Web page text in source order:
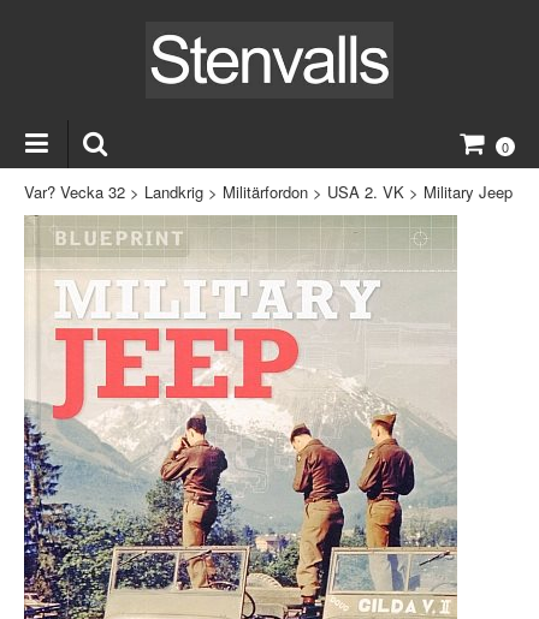
0
Var? Vecka 32 > Landkrig > Militärfordon > USA 2. VK > Military Jeep